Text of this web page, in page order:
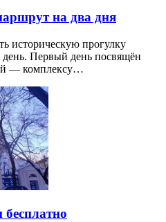
на два дня
историческую прогулку
Первый день посвящён
— комплексу…